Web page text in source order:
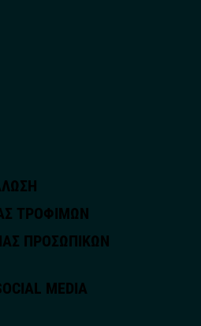
ΤΡΟΦΙΜΩΝ
ΠΡΟΣΩΠΙΚΩΝ
MEDIA